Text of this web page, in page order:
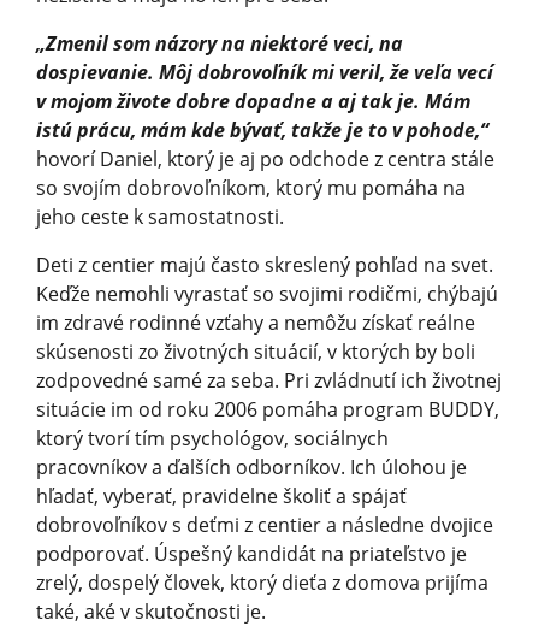
„Zmenil som názory na niektoré veci, na
dospievanie. Môj dobrovoľník mi veril, že veľa vecí
v mojom živote dobre dopadne a aj tak je. Mám
istú prácu, mám kde bývať, takže je to v pohode,“
hovorí Daniel, ktorý je aj po odchode z centra stále
so svojím dobrovoľníkom, ktorý mu pomáha na
jeho ceste k samostatnosti.
Deti z centier majú často skreslený pohľad na svet.
Keďže nemohli vyrastať so svojimi rodičmi, chýbajú
im zdravé rodinné vzťahy a nemôžu získať reálne
skúsenosti zo životných situácií, v ktorých by boli
zodpovedné samé za seba. Pri zvládnutí ich životnej
situácie im od roku 2006 pomáha program BUDDY,
ktorý tvorí tím psychológov, sociálnych
pracovníkov a ďalších odborníkov. Ich úlohou je
hľadať, vyberať, pravidelne školiť a spájať
dobrovoľníkov s deťmi z centier a následne dvojice
podporovať. Úspešný kandidát na priateľstvo je
zrelý, dospelý človek, ktorý dieťa z domova prijíma
také, aké v skutočnosti je.